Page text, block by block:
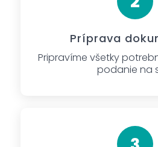
Príprava
Pripravíme všetky
podanie na